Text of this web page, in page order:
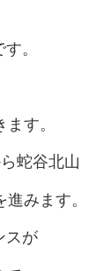
。
す。
蛇谷北山
みます。
スが